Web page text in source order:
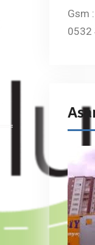
Gsm :
0532